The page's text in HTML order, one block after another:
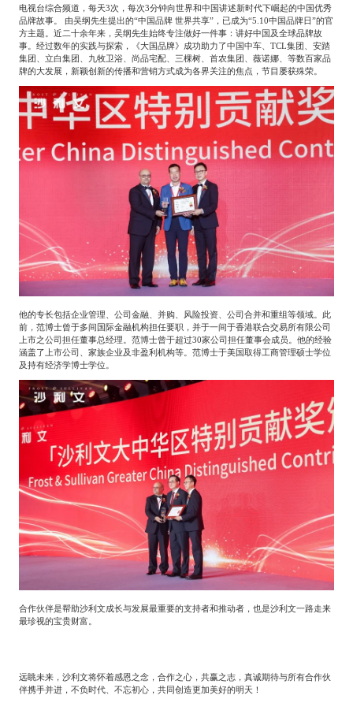
电视台综合频道，每天3次，每次3分钟向世界和中国讲述新时代下崛起的中国优秀
品牌故事。
由吴纲先生提出的“中国品牌 世界共享”，已成为“5.10中国品牌日”的官
方主题。近二十余年来，吴纲先生始终专注做好一件事：讲好中国及全球品牌故
事。经过数年的实践与探索，《大国品牌》成功助力了中国中车、 TCL集团、安踏
集团、立白集团、九牧卫浴、尚品宅配、三棵树、首农集团、薇诺娜、等数百家品
牌的大发展，新颖创新的传播和营销方式成为各界关注的焦点，节目屡获殊荣。
他的专长包括企业管理、公司金融、并购、风险投资、公司合并和重组等领域。此
前，范博士曾于多间国际金融机构担任要职，并于一间于香港联合交易所有限公司
上市之公司担任董事总经理。范博士曾于超过30家公司担任董事会成员。他的经验
涵盖了上市公司、家族企业及非盈利机构等。范博士于美国取得工商管理硕士学位
及持有经济学博士学位。
合作伙伴是帮助沙利文成长与发展最重要的支持者和推动者，也是沙利文一路走来
最珍视的宝贵财富。
远眺未来，沙利文将怀着感恩之念，合作之心，共赢之志，真诚期待与所有合作伙
伴携手并进，不负时代、不忘初心，共同创造更加美好的明天！